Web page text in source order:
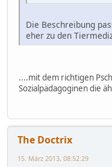
Die Beschreibung
eher zu den
....mit dem richtigen
Sozialpädagoginen die
The Doctrix
15. März 2013, 08:52:29